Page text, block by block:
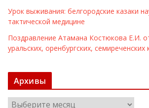
Урок выживания: белгородские казаки
тактической медицине
Поздравление Атамана Костюкова Е.И.
уральских, оренбургских, семиреченских
Архивы